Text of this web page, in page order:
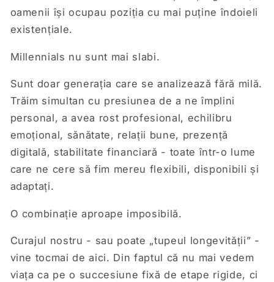
oamenii își ocupau poziția cu mai puține îndoieli
existențiale.
Millennials nu sunt mai slabi.
Sunt doar generația care se analizează fără milă.
Trăim simultan cu presiunea de a ne împlini
personal, a avea rost profesional, echilibru
emoțional, sănătate, relații bune, prezență
digitală, stabilitate financiară - toate într-o lume
care ne cere să fim mereu flexibili, disponibili și
adaptați.
O combinație aproape imposibilă.
Curajul nostru - sau poate „tupeul longevității” -
vine tocmai de aici. Din faptul că nu mai vedem
viața ca pe o succesiune fixă de etape rigide, ci